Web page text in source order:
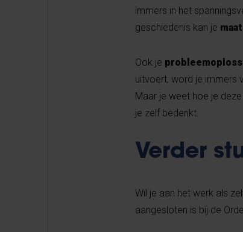
immers in het
geschiedenis kan je
Ook je
uitvoert, word je immers
Maar je weet hoe je
je zelf bedenkt.
Verder
Wil je aan het werk als
aangesloten is bij de